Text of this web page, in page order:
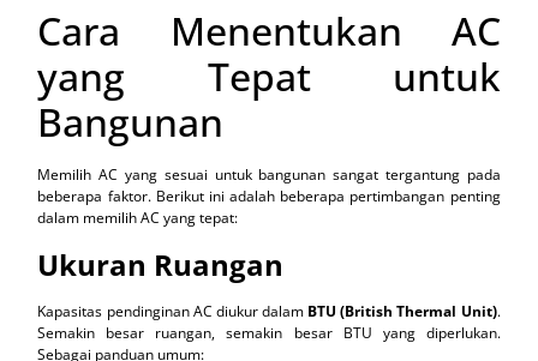
Cara Menentukan AC
yang Tepat untuk
Bangunan
Memilih AC yang sesuai untuk bangunan sangat tergantung pada
beberapa faktor. Berikut ini adalah beberapa pertimbangan penting
dalam memilih AC yang tepat:
Ukuran Ruangan
Kapasitas pendinginan AC diukur dalam BTU (British Thermal Unit).
Semakin besar ruangan, semakin besar BTU yang diperlukan.
Sebagai panduan umum: